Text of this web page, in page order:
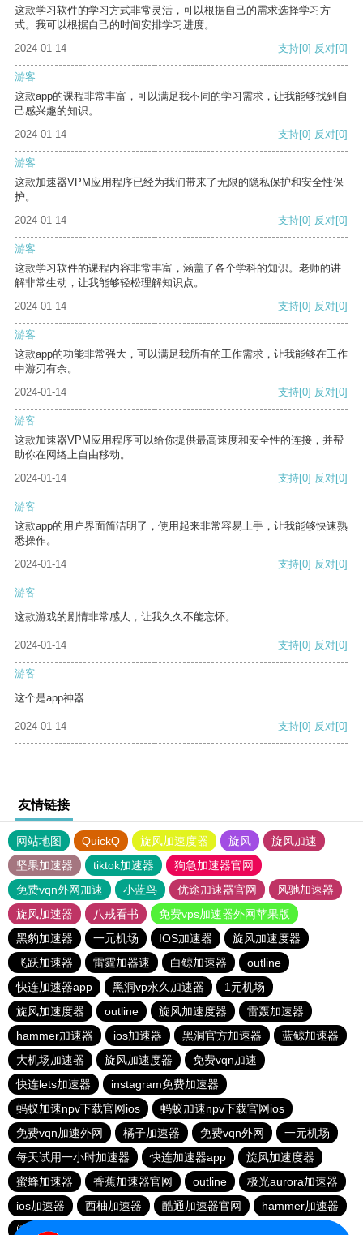
这款学习软件的学习方式非常灵活，可以根据自己的需求选择学习方
式。我可以根据自己的时间安排学习进度。
2024-01-14
支持[0] 反对[0]
游客
这款app的课程非常丰富，可以满足我不同的学习需求，让我能够找到自
己感兴趣的知识。
2024-01-14
支持[0] 反对[0]
游客
这款加速器VPM应用程序已经为我们带来了无限的隐私保护和安全性保
护。
2024-01-14
支持[0] 反对[0]
游客
这款学习软件的课程内容非常丰富，涵盖了各个学科的知识。老师的讲
解非常生动，让我能够轻松理解知识点。
2024-01-14
支持[0] 反对[0]
游客
这款app的功能非常强大，可以满足我所有的工作需求，让我能够在工作
中游刃有余。
2024-01-14
支持[0] 反对[0]
游客
这款加速器VPM应用程序可以给你提供最高速度和安全性的连接，并帮
助你在网络上自由移动。
2024-01-14
支持[0] 反对[0]
游客
这款app的用户界面简洁明了，使用起来非常容易上手，让我能够快速熟
悉操作。
2024-01-14
支持[0] 反对[0]
游客
这款游戏的剧情非常感人，让我久久不能忘怀。
2024-01-14 支持[0] 反对[0]
游客
这个是app神器
2024-01-14 支持[0] 反对[0]
友情链接
网站地图 QuickQ 旋风加速度器 旋风
旋风加速
坚果加速器
tiktok加速器
狗急加速器官网
免费vqn外网加速
小蓝鸟 优途加速器官网
风驰加速器
旋风加速器
八戒看书
免费vps加速器外网苹果版
黑豹加速器
一元机场 IOS加速器
旋风加速度器
飞跃加速器
雷霆加器速 白鲸加速器
outline
快连加速器app
黑洞vp永久加速器
1元机场
旋风加速度器
outline 旋风加速度器
雷轰加速器
hammer加速器
ios加速器 黑洞官方加速器
蓝鲸加速器
大机场加速器
旋风加速度器
免费vqn加速
快连lets加速器
instagram免费加速器
蚂蚁加速npv下载官网ios
蚂蚁加速npv下载官网ios
免费vqn加速外网
橘子加速器 免费vqn外网
一元机场
每天试用一小时加速器
快连加速器app
旋风加速度器
蜜蜂加速器
香蕉加速器官网 outline
极光aurora加速器
ios加速器
西柚加速器 酷通加速器官网
hammer加速器
闪电猫加速器